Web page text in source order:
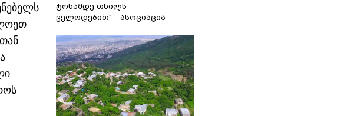
ტონამდე თხილს
ველოდებით“ - ასოციაცია